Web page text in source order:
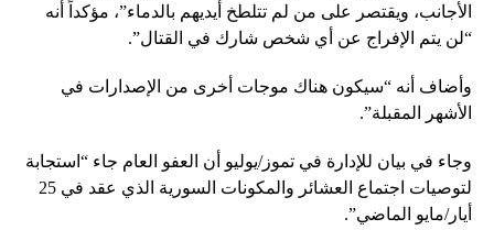
الأجانب، ويقتصر على من لم تتلطخ أيديهم بالدماء”، مؤكداً أنه
“لن يتم الإفراج عن أي شخص شارك في القتال”.
وأضاف أنه “سيكون هناك موجات أخرى من الإصدارات في
الأشهر المقبلة”.
وجاء في بيان للإدارة في تموز/يوليو أن العفو العام جاء “استجابة
لتوصيات اجتماع العشائر والمكونات السورية الذي عقد في 25
أيار/مايو الماضي”.